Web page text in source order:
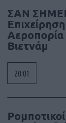
ΣΑΝ
Βιετνάμ
20:01